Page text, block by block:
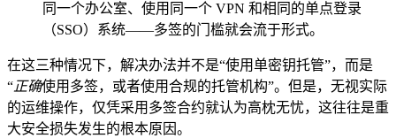
同一个办公室、使用同一个 VPN 和相同的单点登录
（SSO）系统——多签的门槛就会流于形式。
在这三种情况下，解决办法并不是“使用单密钥托管”，而是
“正确使用多签，或者使用合规的托管机构”。但是，无视实际
的运维操作，仅凭采用多签合约就认为高枕无忧，这往往是重
大安全损失发生的根本原因。